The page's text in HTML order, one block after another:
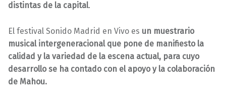
distintas de la capital.
El festival Sonido Madrid en Vivo es un muestrario
musical intergeneracional que pone de manifiesto la
calidad y la variedad de la escena actual, para cuyo
desarrollo se ha contado con el apoyo y la colaboración
de Mahou.